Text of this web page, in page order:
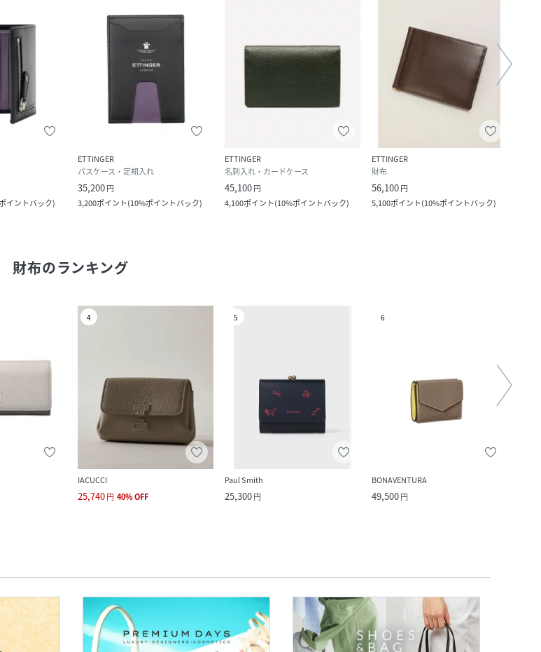
イントバック)
ETTINGER
パスケース・定期入れ
35,200円
3,200ポイント(10%ポイントバック)
ETTINGER
名刺入れ・カードケース
45,100円
4,100ポイント(10%ポイントバック)
ETTINGER
財布
56,100円
5,100ポイント(10%ポイントバック)
財布のランキング
4
IACUCCI
25,740円 40%OFF
5
Paul Smith
25,300円
6
BONAVENTURA
49,500円